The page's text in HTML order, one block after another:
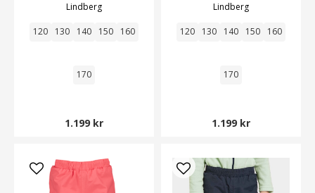
Lindberg
120 130 140 150 160
170
1.199 kr
Lindberg
120 130 140 150 160
170
1.199 kr